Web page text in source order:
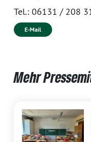
Tel.: 06131 / 208
E-Mail
Mehr